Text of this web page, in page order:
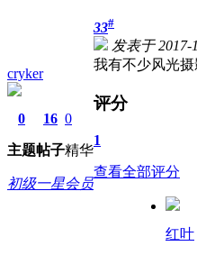
cryker
0
主题
16
帖子
0
精华
初级一星会员
33#
发表于 2017-
我有不少风光
评分
1
查看全部评分
红叶